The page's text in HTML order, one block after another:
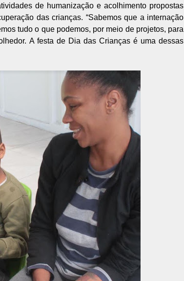
de humanização e acolhimento propostas
das crianças. “Sabemos que a internação
tudo o que podemos, por meio de projetos, para
A festa de Dia das Crianças é uma dessas